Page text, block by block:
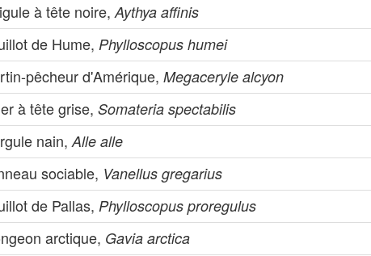
à tête noire,Aythya affinis
de Hume, Phylloscopus humei
pêcheur d'Amérique,Megaceryle alcyon
à tête grise,Somateria spectabilis
nain,Alle alle
sociable, Vanellus gregarius
de Pallas, Phylloscopus proregulus
arctique, Gavia arctica